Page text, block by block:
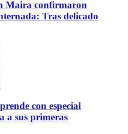
Maira confirmaron
Tras delicado
con especial
a sus primeras